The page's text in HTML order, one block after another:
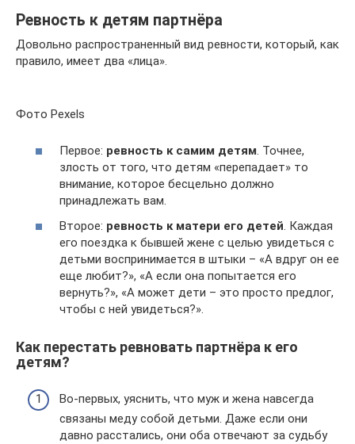
Ревность к детям партнёра
Довольно распространенный вид ревности, который, как
правило, имеет два «лица».
Фото Pexels
Первое: ревность к самим детям. Точнее,
злость от того, что детям «перепадает» то
внимание, которое бесцельно должно
принадлежать вам.
Второе: ревность к матери его детей. Каждая
его поездка к бывшей жене с целью увидеться с
детьми воспринимается в штыки – «А вдруг он ее
еще любит?», «А если она попытается его
вернуть?», «А может дети – это просто предлог,
чтобы с ней увидеться?».
Как перестать ревновать партнёра к его
детям?
Во-первых, уяснить, что муж и жена навсегда
связаны меду собой детьми. Даже если они
давно расстались, они оба отвечают за судьбу